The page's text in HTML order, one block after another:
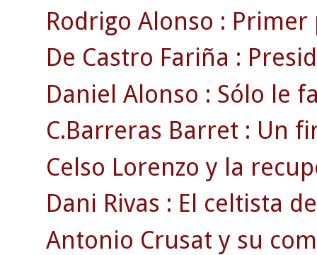
Rodrigo Alonso :
De Castro Fariña :
Daniel Alonso : Sólo le
C.Barreras Barret : Un
Celso Lorenzo y la
Dani Rivas : El celtista
Antonio Crusat y su